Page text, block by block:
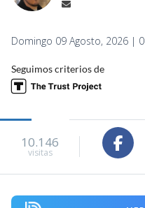
Domingo 09 Agosto, 2026 |
Seguimos criterios de
10.146
visitas